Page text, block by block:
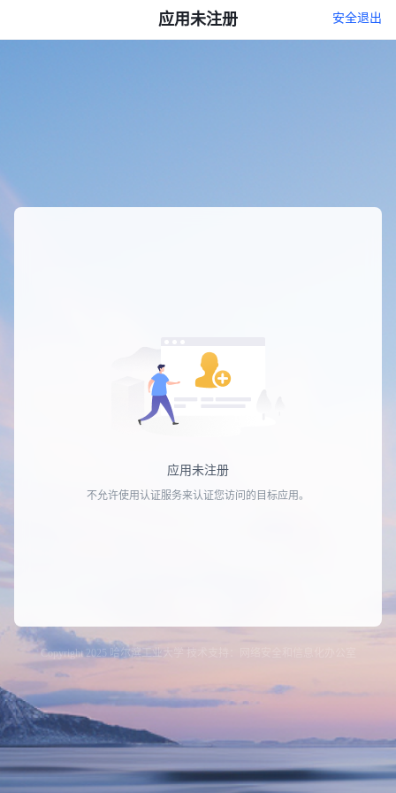
应用未注册 安全退出
应用未注册
不允许使用认证服务来认证您访问的目标应用。
Copyright 2025 哈尔滨工业大学 技术支持：网络安全和信息化办公室